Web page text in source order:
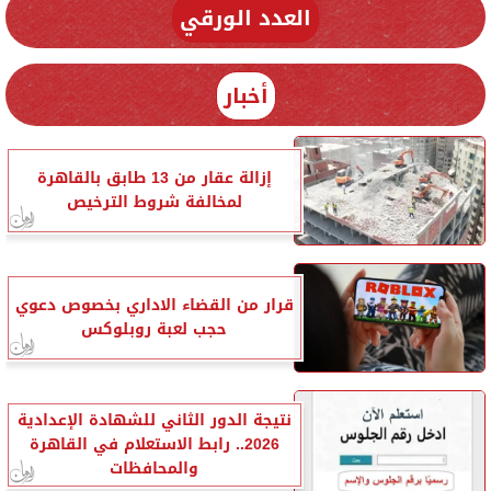
العدد الورقي
أخبار
إزالة عقار من 13 طابق بالقاهرة
لمخالفة شروط الترخيص
قرار من القضاء الاداري بخصوص دعوي
حجب لعبة روبلوكس
نتيجة الدور الثاني للشهادة الإعدادية
2026.. رابط الاستعلام في القاهرة
والمحافظات